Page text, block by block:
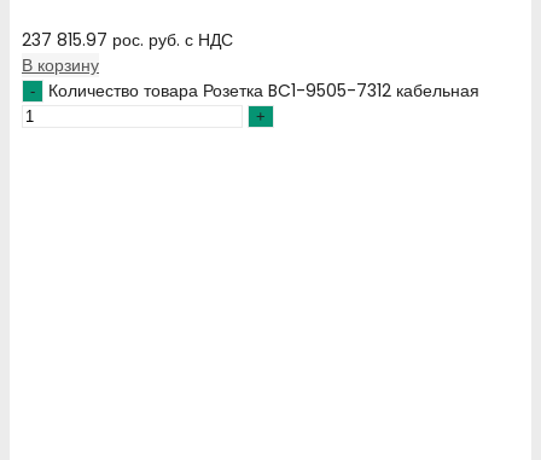
237 815.97 рос. руб. с НДС
В корзину
Количество товара Розетка BC1-9505-7312 кабельная